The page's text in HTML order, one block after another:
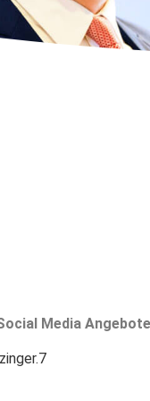
Media Angebote